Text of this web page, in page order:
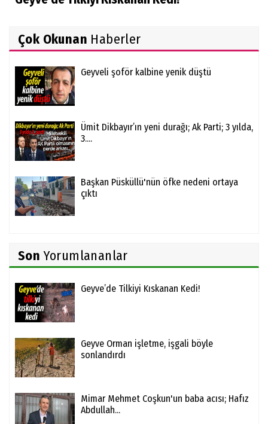
Çok Okunan Haberler
Geyveli şoför kalbine yenik düştü
Ümit Dikbayır’ın yeni durağı; Ak Parti; 3 yılda,
3....
Başkan Püsküllü'nün öfke nedeni ortaya
çıktı
Son Yorumlananlar
Geyve’de Tilkiyi Kıskanan Kedi!
Geyve Orman işletme, işgali böyle
sonlandırdı
Mimar Mehmet Coşkun'un baba acısı; Hafız
Abdullah...